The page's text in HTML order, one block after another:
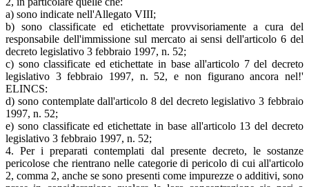
a) sono indicate nell'Allegato VIII;
b) sono classificate ed etichettate provvisoriamente a cura del
responsabile dell'immissione sul mercato ai sensi dell'articolo 6 del
decreto legislativo 3 febbraio 1997, n. 52;
c) sono classificate ed etichettate in base all'articolo 7 del decreto
legislativo 3 febbraio 1997, n. 52, e non figurano ancora nel!'
ELINCS:
d) sono contemplate dall'articolo 8 del decreto legislativo 3 febbraio
1997, n. 52;
e) sono classificate ed etichettate in base all'articolo 13 del decreto
legislativo 3 febbraio 1997, n. 52;
4. Per i preparati contemplati dal presente decreto, le sostanze
pericolose che rientrano nelle categorie di pericolo di cui all'articolo
2, comma 2, anche se sono presenti come impurezze o additivi, sono